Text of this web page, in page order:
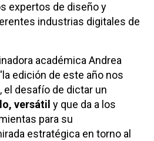
expertos de diseño y
industrias digitales de
académica Andrea
edición de este año nos
el desafío de dictar un
versátil y que da a los
para su
estratégica en torno al